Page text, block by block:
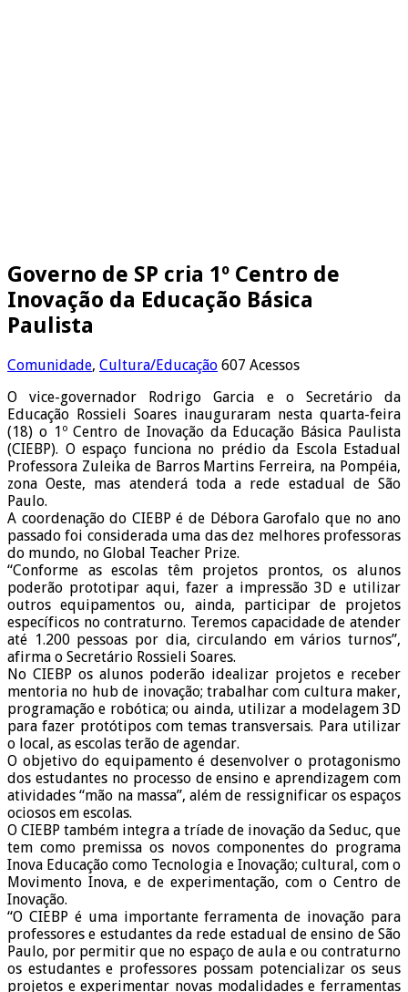
Governo de SP cria 1º Centro de
Inovação da Educação Básica
Paulista
Comunidade, Cultura/Educação 607 Acessos
O vice-governador Rodrigo Garcia e o Secretário da
Educação Rossieli Soares inauguraram nesta quarta-feira
(18) o 1º Centro de Inovação da Educação Básica Paulista
(CIEBP). O espaço funciona no prédio da Escola Estadual
Professora Zuleika de Barros Martins Ferreira, na Pompéia,
zona Oeste, mas atenderá toda a rede estadual de São
Paulo.
A coordenação do CIEBP é de Débora Garofalo que no ano
passado foi considerada uma das dez melhores professoras
do mundo, no Global Teacher Prize.
“Conforme as escolas têm projetos prontos, os alunos
poderão prototipar aqui, fazer a impressão 3D e utilizar
outros equipamentos ou, ainda, participar de projetos
específicos no contraturno. Teremos capacidade de atender
até 1.200 pessoas por dia, circulando em vários turnos”,
afirma o Secretário Rossieli Soares.
No CIEBP os alunos poderão idealizar projetos e receber
mentoria no hub de inovação; trabalhar com cultura maker,
programação e robótica; ou ainda, utilizar a modelagem 3D
para fazer protótipos com temas transversais. Para utilizar
o local, as escolas terão de agendar.
O objetivo do equipamento é desenvolver o protagonismo
dos estudantes no processo de ensino e aprendizagem com
atividades “mão na massa”, além de ressignificar os espaços
ociosos em escolas.
O CIEBP também integra a tríade de inovação da Seduc, que
tem como premissa os novos componentes do programa
Inova Educação como Tecnologia e Inovação; cultural, com o
Movimento Inova, e de experimentação, com o Centro de
Inovação.
“O CIEBP é uma importante ferramenta de inovação para
professores e estudantes da rede estadual de ensino de São
Paulo, por permitir que no espaço de aula e ou contraturno
os estudantes e professores possam potencializar os seus
projetos e experimentar novas modalidades e ferramentas